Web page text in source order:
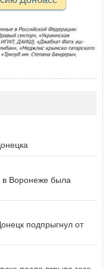
в Воронеже была
подпрыгнул от